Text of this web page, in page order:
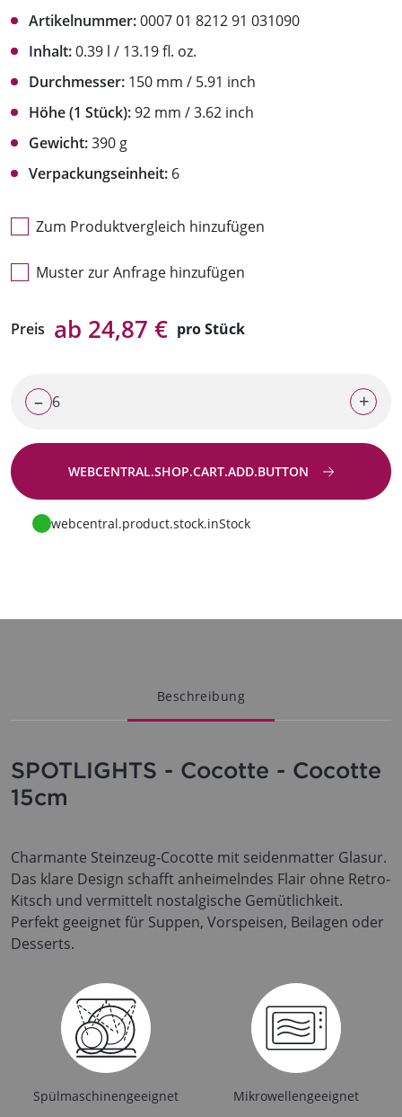
Artikelnummer:0007 01 8212 91 031090
Inhalt:0.39 l / 13.19 fl. oz.
Durchmesser: 150 mm / 5.91 inch
Höhe (1 Stück):92 mm / 3.62 inch
Gewicht:390 g
Verpackungseinheit: 6
Zum Produktvergleich hinzufügen
Muster zur Anfrage hinzufügen
Preis ab 24,87 € pro Stück
– +
WEBCENTRAL.SHOP.CART.ADD.BUTTON
Zur Anfrage
webcentral.product.stock.inStock
Beschreibung
SPOTLIGHTS - Cocotte - Cocotte
15cm
Charmante Steinzeug-Cocotte mit seidenmatter Glasur.
Das klare Design schafft anheimelndes Flair ohne Retro-
Kitsch und vermittelt nostalgische Gemütlichkeit.
Perfekt geeignet für Suppen, Vorspeisen, Beilagen oder
Desserts.
Spülmaschinengeeignet Mikrowellengeeignet